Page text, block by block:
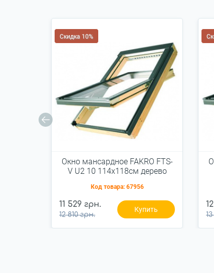
Скидка 10%
Окно мансардное FAKRO FTS-
V U2 10 114x118см дерево
Код товара: 67956
11 529 грн.
12 810 грн.
Купить